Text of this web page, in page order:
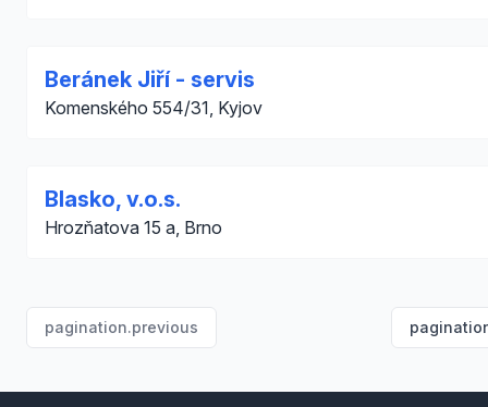
Beránek Jiří - servis
Komenského 554/31, Kyjov
Blasko, v.o.s.
Hrozňatova 15 a, Brno
pagination.previous